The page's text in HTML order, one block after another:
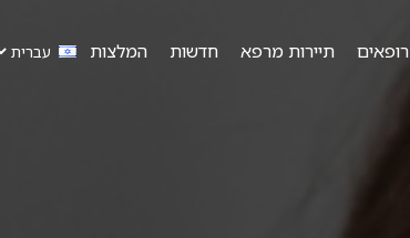
רופאים תיירות מרפא חדשות המלצות